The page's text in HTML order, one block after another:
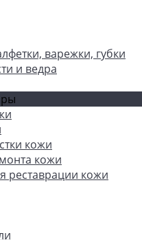
варежки, губки
и ведра
кожи
кожи
реставрации кожи